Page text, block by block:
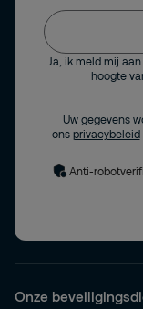
Ja, ik meld mij
hoogte
Uw gegevens
ons privacybeleid
Anti-
Onze